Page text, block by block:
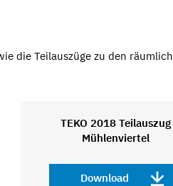
die Teilauszüge zu den
TEKO 2018 Teilauszug
Mühlenviertel
Download